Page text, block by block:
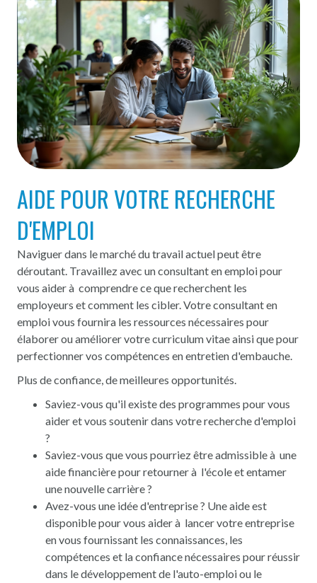
AIDE POUR VOTRE RECHERCHE
D'EMPLOI
Naviguer dans le marché du travail actuel peut être
déroutant. Travaillez avec un consultant en emploi pour
vous aider à comprendre ce que recherchent les
employeurs et comment les cibler. Votre consultant en
emploi vous fournira les ressources nécessaires pour
élaborer ou améliorer votre curriculum vitae ainsi que pour
perfectionner vos compétences en entretien d'embauche.
Plus de confiance, de meilleures opportunités.
Saviez-vous qu'il existe des programmes pour vous
aider et vous soutenir dans votre recherche d'emploi
?
Saviez-vous que vous pourriez être admissible à une
aide financière pour retourner à l'école et entamer
une nouvelle carrière ?
Avez-vous une idée d'entreprise ? Une aide est
disponible pour vous aider à lancer votre entreprise
en vous fournissant les connaissances, les
compétences et la confiance nécessaires pour réussir
dans le développement de l'auto-emploi ou le